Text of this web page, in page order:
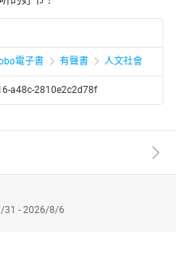
電子書 有聲書 人文社會
a48c-2810e2c2d78f
31 - 2026/8/6